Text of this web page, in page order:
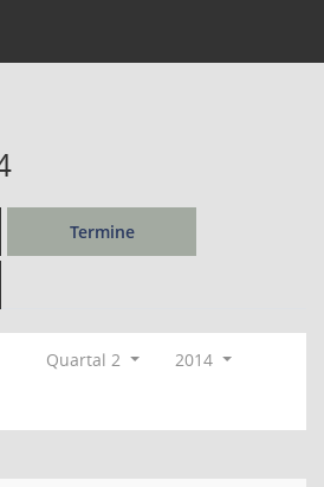
Termine
Quartal 2
2014